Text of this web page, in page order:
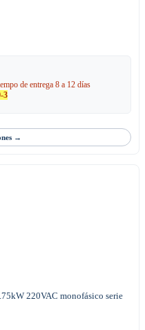
de entrega 8 a 12 días
3
→
220VAC monofásico serie